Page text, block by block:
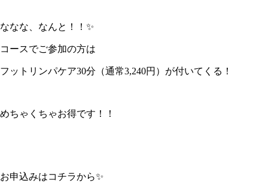
ななな、なんと！！✨
コースでご参加の方は
フットリンパケア30分（通常3,240円）が付いてくる！
めちゃくちゃお得です！！
お申込みはコチラから✨